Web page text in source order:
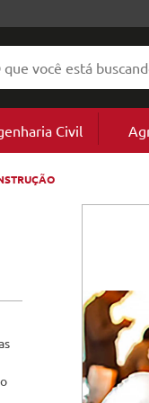
Geologia
Ficção
Civil